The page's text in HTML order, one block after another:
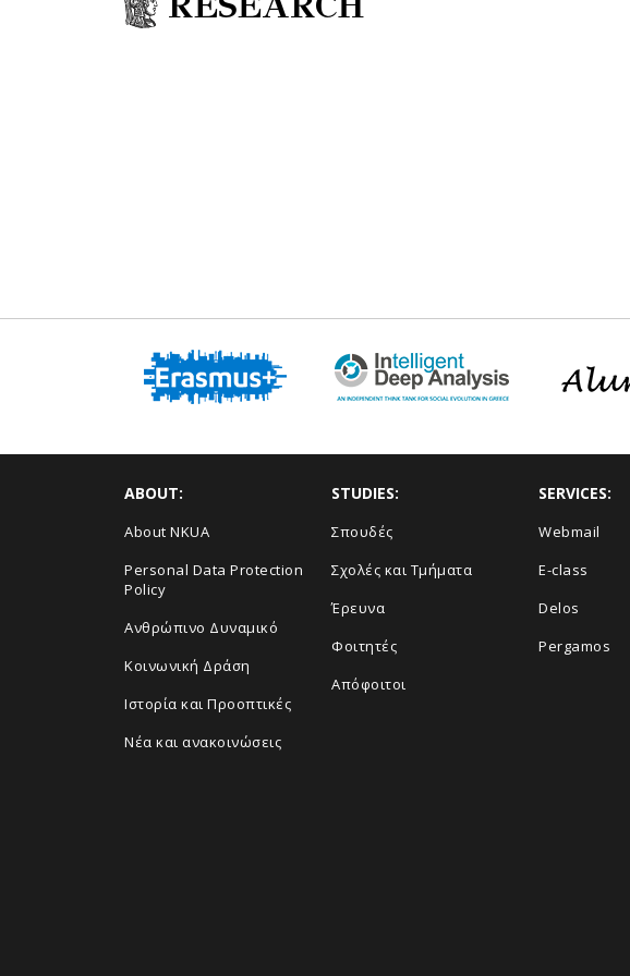
ABOUT:
About NKUA
Personal Data Protection
Policy
Ανθρώπινο Δυναμικό
Κοινωνική Δράση
Ιστορία και Προοπτικές
Νέα και ανακοινώσεις
STUDIES:
Σπουδές
Σχολές και Τμήματα
Έρευνα
Φοιτητές
Απόφοιτοι
SERVICES:
Webmail
E-class
Delos
Pergamos